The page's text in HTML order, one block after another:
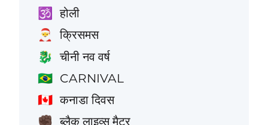
🕉️ होली
🎅 क्रिसमस
🐉 चीनी नव वर्ष
🇧🇷 CARNIVAL
🇨🇦 कनाडा दिवस
✊🏿 ब्लैक लाइव्स मैटर